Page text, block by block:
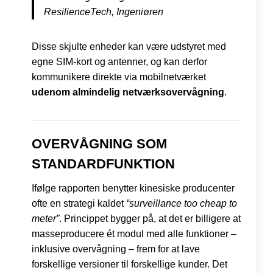
ResilienceTech, Ingeniøren
Disse skjulte enheder kan være udstyret med
egne SIM-kort og antenner, og kan derfor
kommunikere direkte via mobilnetværket
udenom almindelig netværksovervågning.
OVERVÅGNING SOM
STANDARDFUNKTION
Ifølge rapporten benytter kinesiske producenter
ofte en strategi kaldet “surveillance too cheap to
meter”. Princippet bygger på, at det er billigere at
masseproducere ét modul med alle funktioner –
inklusive overvågning – frem for at lave
forskellige versioner til forskellige kunder. Det